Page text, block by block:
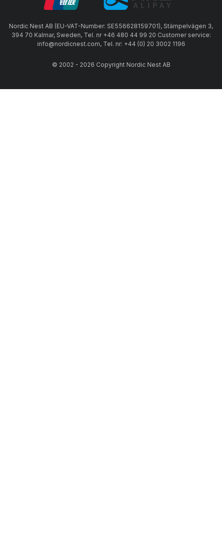
Nordic Nest AB (EU-VAT-Number: SE556628159701), Stämpelvägen 3,
394 70 Kalmar, Sweden, Tel. nr +46 480 44 99 20 Customer service:
info@nordicnest.com, Tel. nr: +44 (0) 20 3002 1196
© 2002 - 2026 Copyright Nordic Nest AB